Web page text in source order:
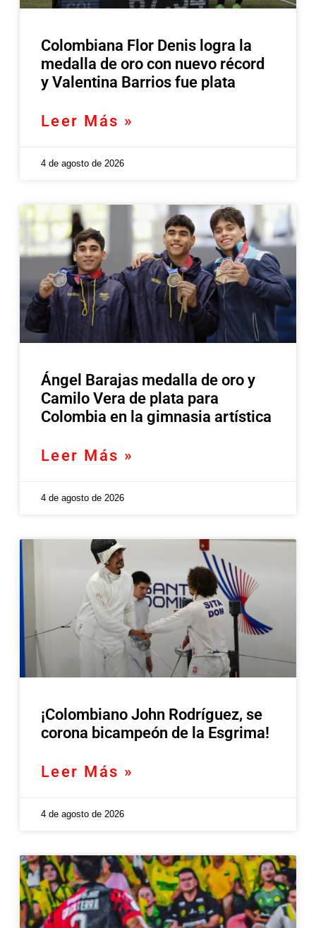
Colombiana Flor Denis logra la
medalla de oro con nuevo récord
y Valentina Barrios fue plata
Leer Más »
4 de agosto de 2026
Ángel Barajas medalla de oro y
Camilo Vera de plata para
Colombia en la gimnasia artística
Leer Más »
4 de agosto de 2026
¡Colombiano John Rodríguez, se
corona bicampeón de la Esgrima!
Leer Más »
4 de agosto de 2026